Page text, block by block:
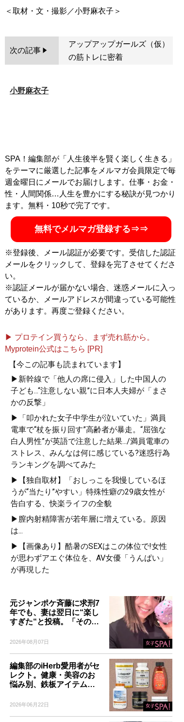
次の記事
アップアップガールズ（仮）
の筋トレに密着
小野麻衣子
SPA！編集部が「人生後半を賢く楽しく生きる」
をテーマに厳選した記事をメルマガ会員限定で毎
週金曜日にメールでお届けします。仕事・お金・
性・人間関係…人生を豊かにする秘訣が見つかり
ます。無料・10秒で完了です。
無料でメルマガ登録する⇒⇒
※登録後、メール認証が必要です。受信した認証
メールをクリックして、登録を完了させてくださ
い。
※認証メールが届かない場合、迷惑メールに入っ
ているか、メールアドレスが間違っている可能性
があります。再度ご登録ください。
▶ プロテイン買うなら、まず売れ筋から。
Myprotein公式はこちら [PR]
【今この記事も読まれています】
▶新幹線で「他人の席に侵入」した中国人の
子ども...“注意しない親”に日本人夫婦が「まさ
かの反撃」
▶「叩かれた女子中学生が泣いていた」満員
電車で“杖を振り回す”高齢者が暴走。“屈強な
白人男性”が英語で注意した結果.../満員電車の
ストレス、みんなは何に感じている?迷惑行為
ランキングを調べてみた
▶【独自取材】「おしっこを我慢しているほ
うが“当たり”やすい」特殊性癖の29歳女性が
告白する、快楽ライフの全貌
▶膣内射精障害が若年層に増えている。原因
は...
▶【画像あり】酷暑のSEXはこの体位で!女性
が思わずアエぐ体位を、AV女優「うんぱい」
が再現した
元ジャンポケ斉藤に求刑7
年でも、妻は翌日に“楽し
すぎた“と投稿。「その…
2026年08月07日
編集部のiHerb愛用者がセ
レクト。健康・美容のお
悩み別、鉄板アイテム…
2026年06月22日